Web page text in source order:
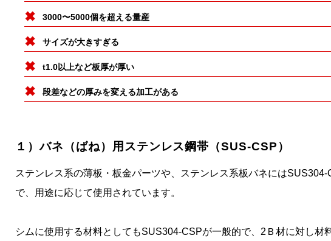
3000〜5000個を超える量産
サイズが大きすぎる
t1.0以上など板厚が厚い
段差などの厚みを変える加工がある
１）バネ（ばね）用ステンレス鋼帯（SUS-CSP）
ステンレス系の薄板・板金パーツや、ステンレス系板バネには
で、用途に応じて使用されています。
シムに使用する材料としてもSUS304-CSPが一般的で、2Ｂ材に対し